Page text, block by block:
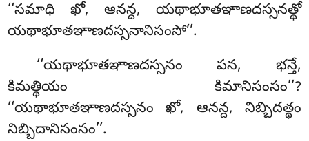
‘‘సమాధి ఖో, ఆనన్ద, యథాభూతఞాణదస్సనత్థో
యథాభూతఞాణదస్సనానిసంసో’’.
‘‘యథాభూతఞాణదస్సనం పన, భన్తే,
కిమత్థియం కిమానిసంసం’’?
‘‘యథాభూతఞాణదస్సనం ఖో, ఆనన్ద, నిబ్బిదత్థం
నిబ్బిదానిసంసం’’.